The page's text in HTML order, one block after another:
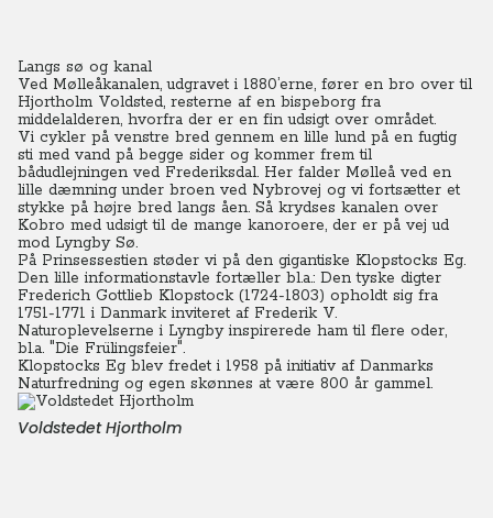
Langs sø og kanal
Ved Mølleåkanalen, udgravet i 1880’erne, fører en bro over til
Hjortholm Voldsted, resterne af en bispeborg fra
middelalderen, hvorfra der er en fin udsigt over området.
Vi cykler på venstre bred gennem en lille lund på en fugtig
sti med vand på begge sider og kommer frem til
bådudlejningen ved Frederiksdal. Her falder Mølleå ved en
lille dæmning under broen ved Nybrovej og vi fortsætter et
stykke på højre bred langs åen. Så krydses kanalen over
Kobro med udsigt til de mange kanoroere, der er på vej ud
mod Lyngby Sø.
På Prinsessestien støder vi på den gigantiske Klopstocks Eg.
Den lille informationstavle fortæller bl.a.: Den tyske digter
Frederich Gottlieb Klopstock (1724-1803) opholdt sig fra
1751-1771 i Danmark inviteret af Frederik V.
Naturoplevelserne i Lyngby inspirerede ham til flere oder,
bl.a. "Die Frülingsfeier".
Klopstocks Eg blev fredet i 1958 på initiativ af Danmarks
Naturfredning og egen skønnes at være 800 år gammel.
Voldstedet Hjortholm